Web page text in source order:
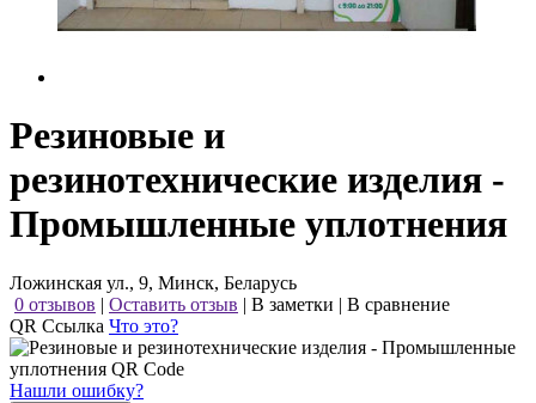
Резиновые и
резинотехнические изделия -
Промышленные уплотнения
Ложинская ул., 9, Минск, Беларусь
0 отзывов | Оставить отзыв | В заметки | В сравнение
QR Ссылка Что это?
Нашли ошибку?